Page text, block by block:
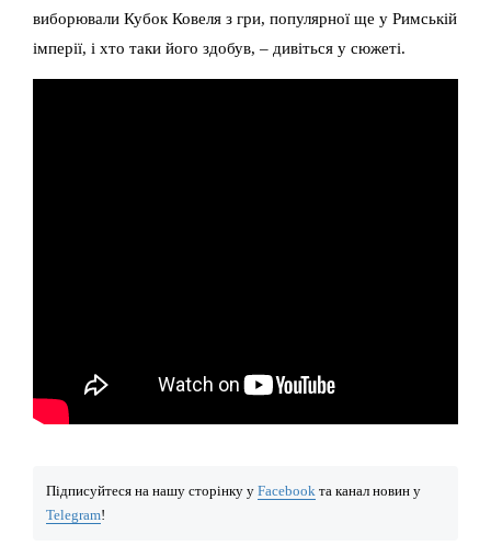
виборювали Кубок Ковеля з гри, популярної ще у Римській
імперії, і хто таки його здобув, – дивіться у сюжеті.
Підписуйтеся на нашу сторінку у Facebook та канал новин у
Telegram!